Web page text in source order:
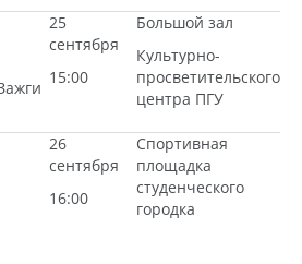
25
сентября
15:00
Большой зал
Культурно-
просветительского
центра ПГУ
26
сентября
16:00
Спортивная
площадка
студенческого
городка